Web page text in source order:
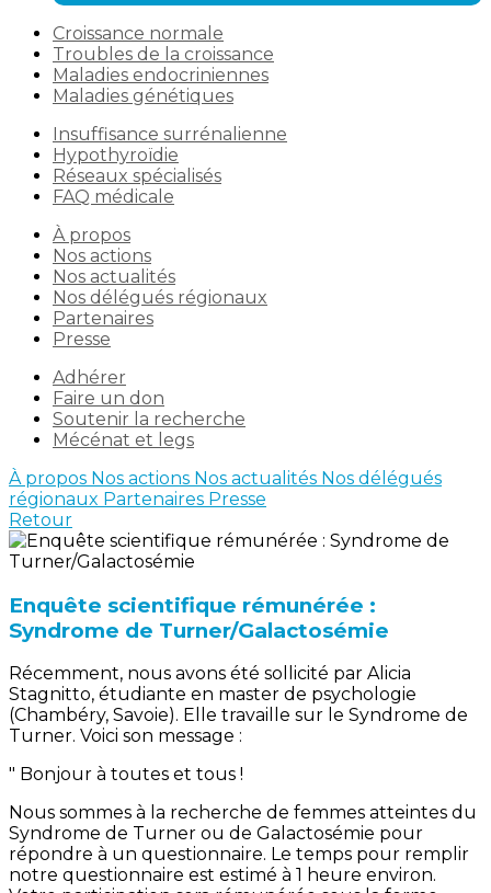
Croissance normale
Troubles de la croissance
Maladies endocriniennes
Maladies génétiques
Insuffisance surrénalienne
Hypothyroïdie
Réseaux spécialisés
FAQ médicale
À propos
Nos actions
Nos actualités
Nos délégués régionaux
Partenaires
Presse
Adhérer
Faire un don
Soutenir la recherche
Mécénat et legs
À propos Nos actions Nos actualités Nos délégués
régionaux Partenaires Presse
Retour
Enquête scientifique rémunérée :
Syndrome de Turner/Galactosémie
Récemment, nous avons été sollicité par Alicia
Stagnitto, étudiante en master de psychologie
(Chambéry, Savoie). Elle travaille sur le Syndrome de
Turner. Voici son message :
" Bonjour à toutes et tous !
Nous sommes à la recherche de femmes atteintes du
Syndrome de Turner ou de Galactosémie pour
répondre à un questionnaire. Le temps pour remplir
notre questionnaire est estimé à 1 heure environ.